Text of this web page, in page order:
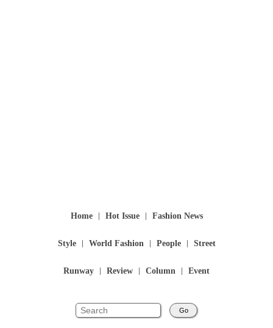
Home Hot Issue Fashion News
Style World Fashion People Street
Runway Review Column Event
Go